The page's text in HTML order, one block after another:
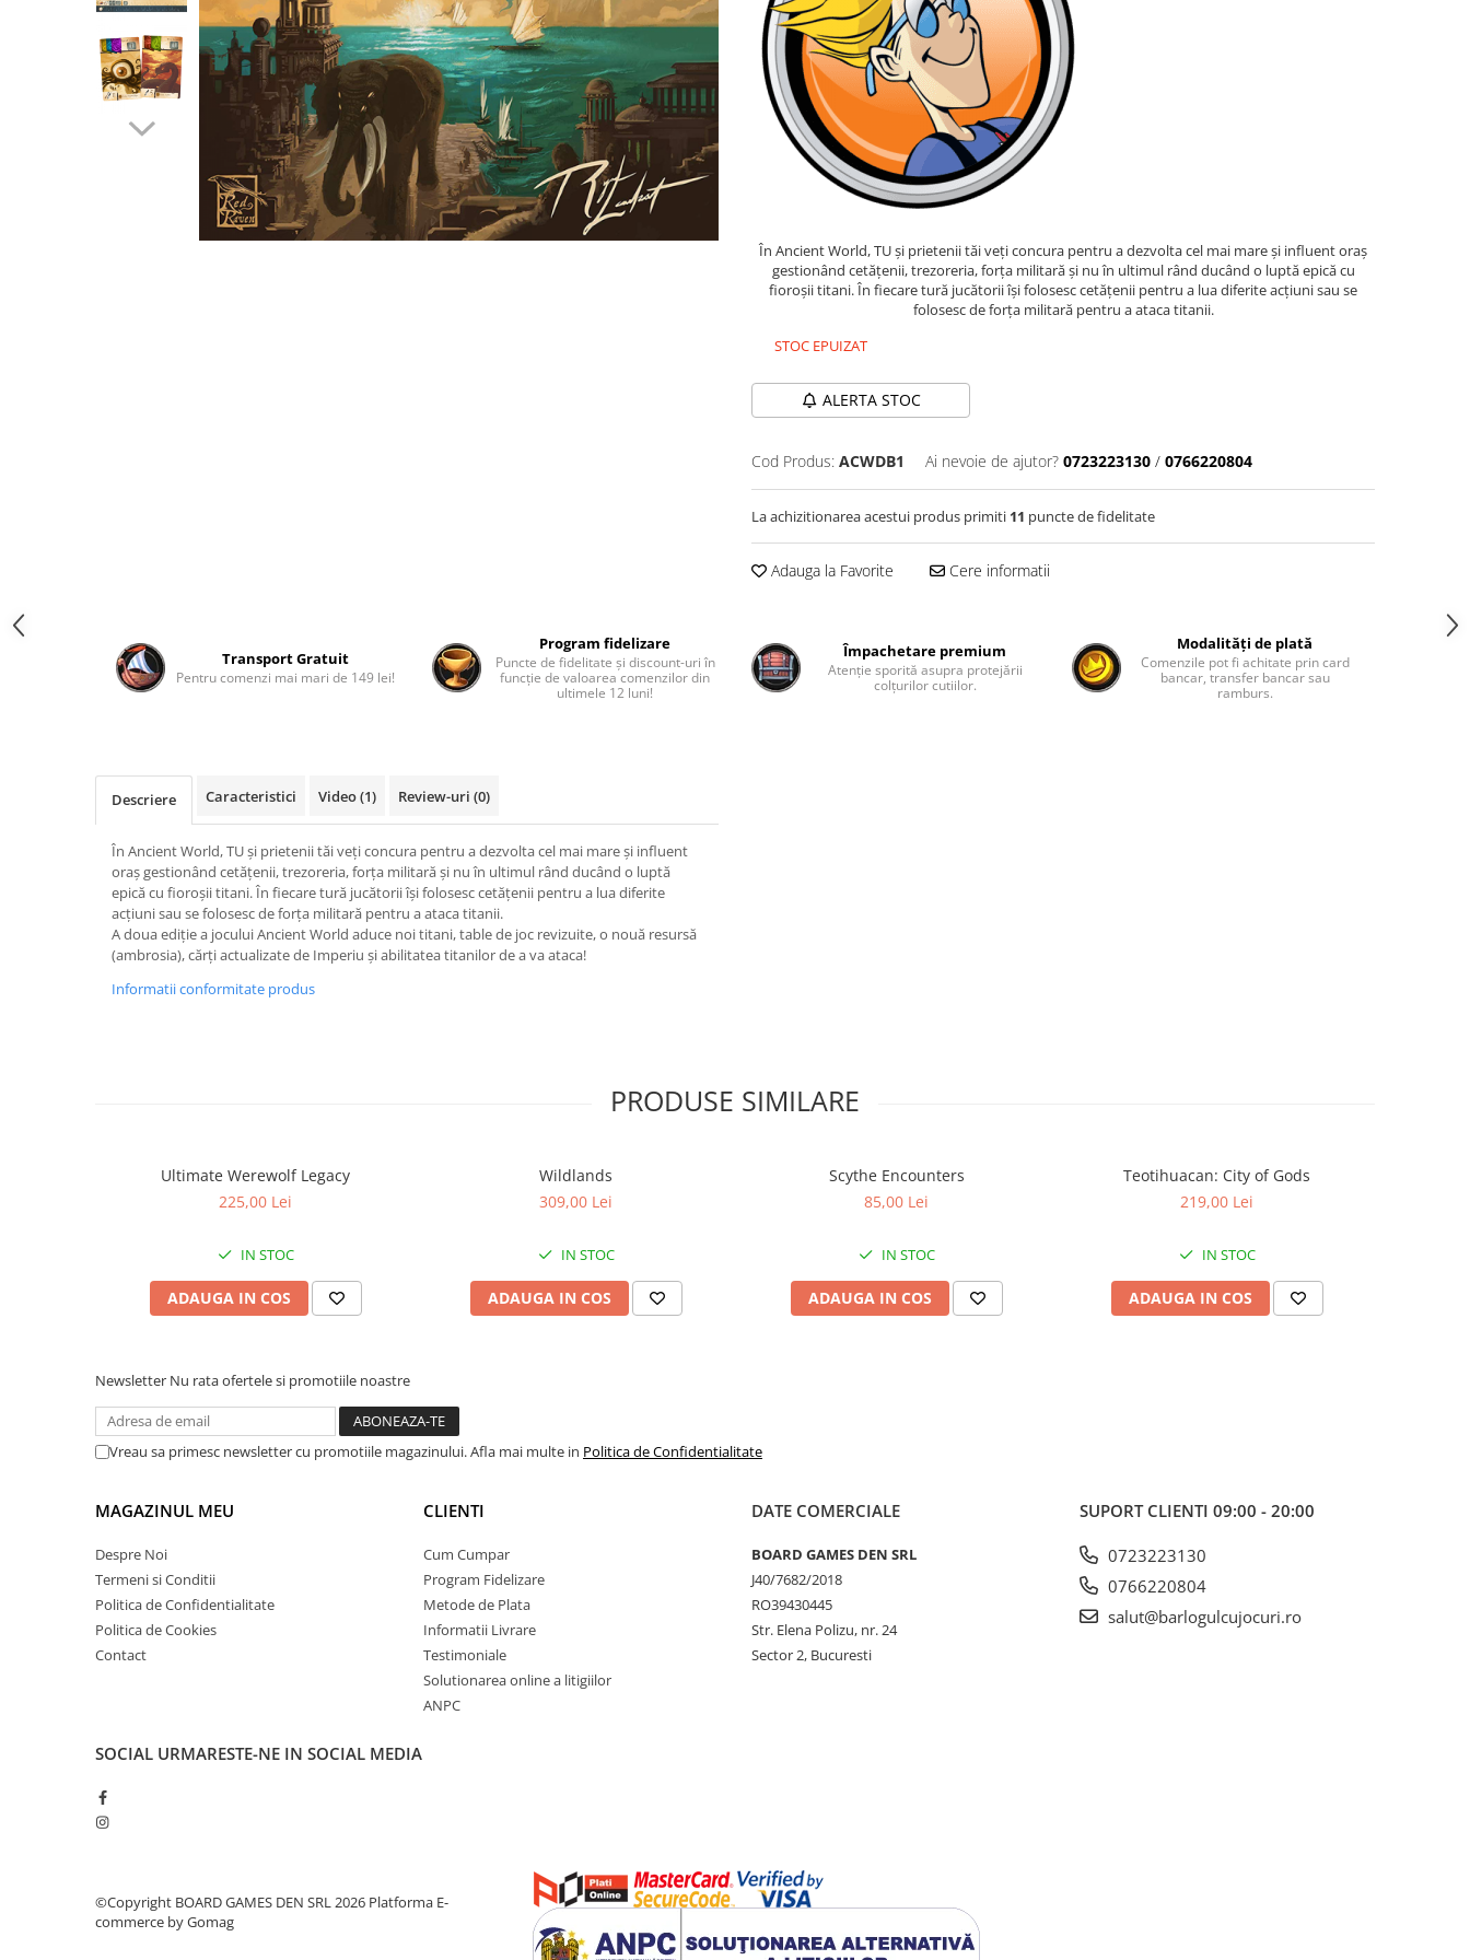
2 - 4 jucători
5 - 6 jucători
Categoriile Noastre
Premiate internațional
Amuzante
În Ancient World, TU și prietenii tăi veți concura pentru a dezvolta cel mai mare și influent oraș
gestionând cetățenii, trezoreria, forța militară și nu în ultimul rând ducând o luptă epică cu
fioroșii titani. În fiecare tură jucătorii își folosesc cetățenii pentru a lua diferite acțiuni sau se
folosesc de forța militară pentru a ataca titanii.
STOC EPUIZAT
ALERTA STOC
Cod Produs: ACWDB1 Ai nevoie de ajutor? 0723223130 / 0766220804
La achizitionarea acestui produs primiti 11 puncte de fidelitate
Adauga la Favorite Cere informatii
Transport Gratuit
Pentru comenzi mai mari de 149 lei!
Program fidelizare
Puncte de fidelitate și discount-uri în
funcție de valoarea comenzilor din
ultimele 12 luni!
Împachetare premium
Atenție sporită asupra protejării
colțurilor cutiilor.
Modalități de plată
Comenzile pot fi achitate prin card
bancar, transfer bancar sau
ramburs.
Descriere Caracteristici Video(1) Review-uri (0)
În Ancient World, TU și prietenii tăi veți concura pentru a dezvolta cel mai mare și influent
oraș gestionând cetățenii, trezoreria, forța militară și nu în ultimul rând ducând o luptă
epică cu fioroșii titani. În fiecare tură jucătorii își folosesc cetățenii pentru a lua diferite
acțiuni sau se folosesc de forța militară pentru a ataca titanii.
A doua ediție a jocului Ancient World aduce noi titani, table de joc revizuite, o nouă resursă
(ambrosia), cărți actualizate de Imperiu și abilitatea titanilor de a va ataca!
Informatii conformitate produs
PRODUSE SIMILARE
Ultimate Werewolf Legacy
225,00 Lei
IN STOC
ADAUGA IN COS
Wildlands
309,00 Lei
IN STOC
ADAUGA IN COS
Scythe Encounters
85,00 Lei
IN STOC
ADAUGA IN COS
Teotihuacan: City of Gods
219,00 Lei
IN STOC
ADAUGA IN COS
Newsletter Nu rata ofertele si promotiile noastre
Vreau sa primesc newsletter cu promotiile magazinului. Afla mai multe in Politica de Confidentialitate
MAGAZINUL MEU
Despre Noi
Termeni si Conditii
Politica de Confidentialitate
Politica de Cookies
Contact
CLIENTI
Cum Cumpar
Program Fidelizare
Metode de Plata
Informatii Livrare
Testimoniale
Solutionarea online a litigiilor
ANPC
DATE COMERCIALE
BOARD GAMES DEN SRL
J40/7682/2018
RO39430445
Str. Elena Polizu, nr. 24
Sector 2, Bucuresti
SUPORT CLIENTI 09:00 - 20:00
0723223130
0766220804
salut@barlogulcujocuri.ro
SOCIAL URMARESTE-NE IN SOCIAL MEDIA
©Copyright BOARD GAMES DEN SRL 2026 Platforma E-
commerce by Gomag